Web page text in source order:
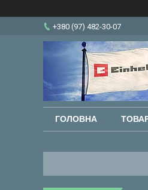
+380 (97) 482-30-07
ГОЛОВНА